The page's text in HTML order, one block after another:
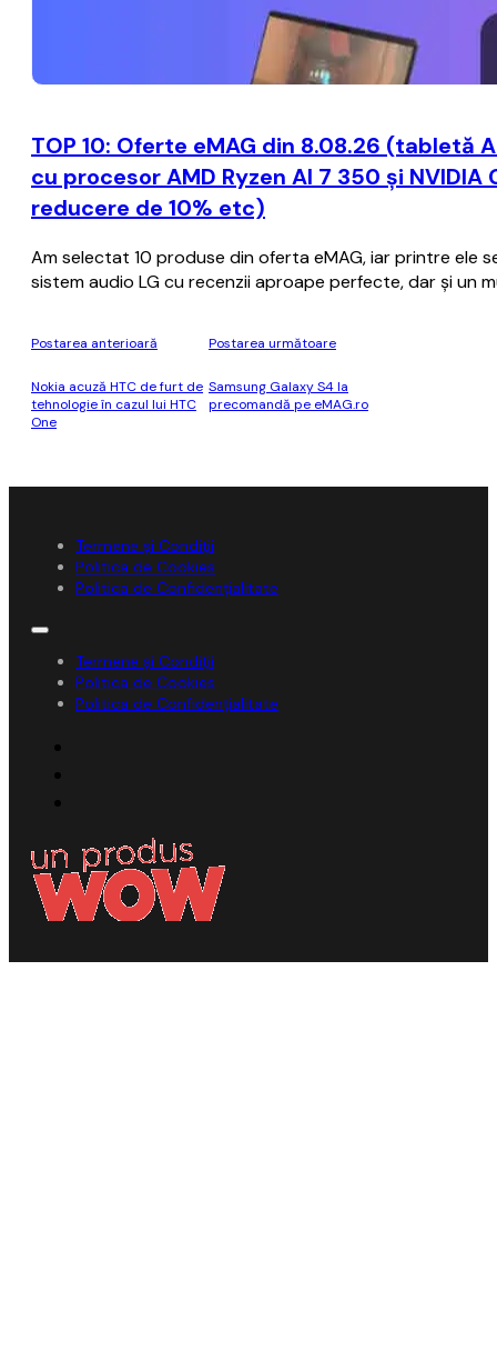
TOP 10: Oferte eMAG din 8.08.26
cu procesor AMD Ryzen AI 7 350 și
reducere de 10% etc)
Am selectat 10 produse din oferta eMAG, iar printre ele
sistem audio LG cu recenzii aproape perfecte, dar și un
Postarea anterioară
Nokia acuză HTC de furt de
tehnologie în cazul lui HTC
One
Postarea următoare
Samsung Galaxy S4 la
precomandă pe eMAG.ro
Termene și Condiții
Politica de Cookies
Politica de Confidențialitate
Termene și Condiții
Politica de Cookies
Politica de Confidențialitate